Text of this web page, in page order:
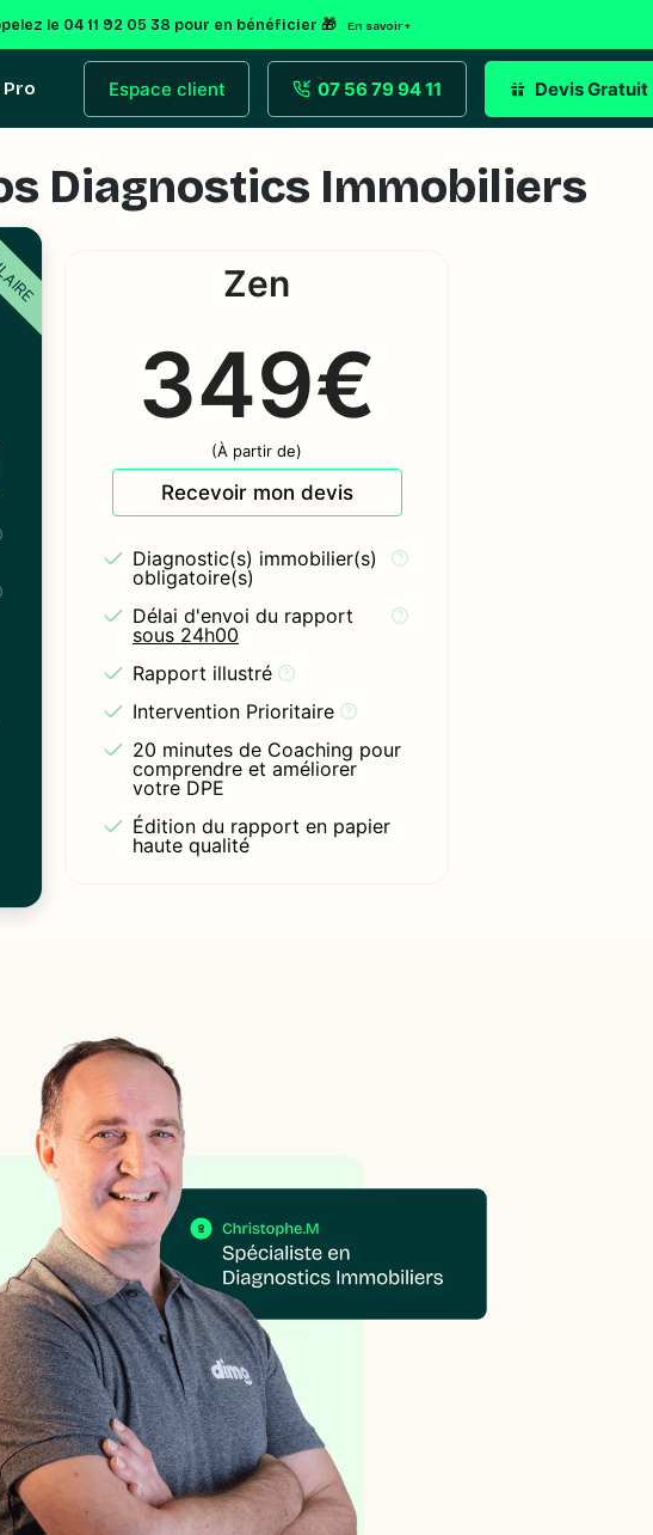
le 04 11 92 05 38 pour en bénéficier 🎁 En savoir +
Pro Espace client 07 56 79 94 11 Devis Gratuit
Diagnostics Immobiliers
Zen
349€
(À partir de)
Recevoir mon devis
Diagnostic(s) immobilier(s)
obligatoire(s)
Délai d'envoi du rapport
sous 24h00
Rapport illustré
Intervention Prioritaire
20 minutes de Coaching pour
comprendre et améliorer
votre DPE
Édition du rapport en papier
haute qualité